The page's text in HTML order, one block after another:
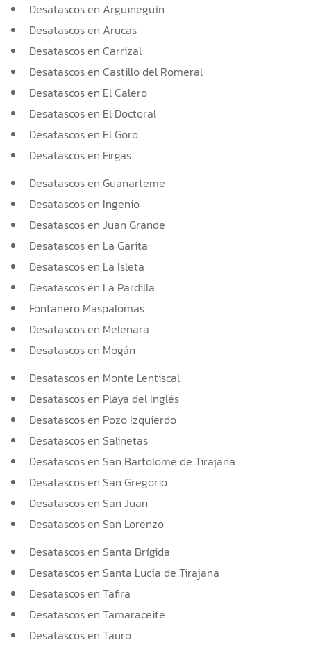
Desatascos en Arguineguín
Desatascos en Arucas
Desatascos en Carrizal
Desatascos en Castillo del Romeral
Desatascos en El Calero
Desatascos en El Doctoral
Desatascos en El Goro
Desatascos en Firgas
Desatascos en Guanarteme
Desatascos en Ingenio
Desatascos en Juan Grande
Desatascos en La Garita
Desatascos en La Isleta
Desatascos en La Pardilla
Fontanero Maspalomas
Desatascos en Melenara
Desatascos en Mogán
Desatascos en Monte Lentiscal
Desatascos en Playa del Inglés
Desatascos en Pozo Izquierdo
Desatascos en Salinetas
Desatascos en San Bartolomé de Tirajana
Desatascos en San Gregorio
Desatascos en San Juan
Desatascos en San Lorenzo
Desatascos en Santa Brígida
Desatascos en Santa Lucía de Tirajana
Desatascos en Tafira
Desatascos en Tamaraceite
Desatascos en Tauro